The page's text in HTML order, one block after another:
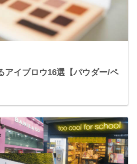
アイブロウ16選【パウダー/ペ